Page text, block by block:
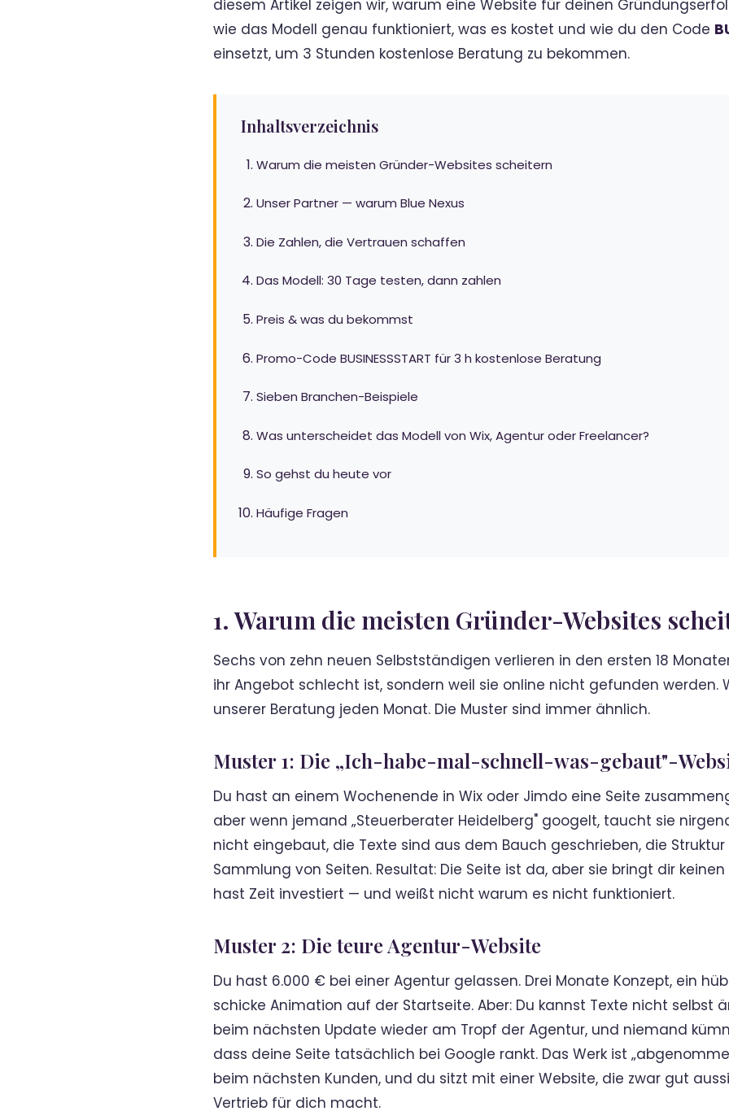
diesem Artikel zeigen wir, warum eine Website für deinen
wie das Modell genau funktioniert, was es kostet und wie du den Code
einsetzt, um 3 Stunden kostenlose Beratung zu bekommen.
Inhaltsverzeichnis
Warum die meisten Gründer-Websites scheitern
Unser Partner — warum Blue Nexus
Die Zahlen, die Vertrauen schaffen
Das Modell: 30 Tage testen, dann zahlen
Preis & was du bekommst
Promo-Code BUSINESSSTART für 3 h kostenlose Beratung
Sieben Branchen-Beispiele
Was unterscheidet das Modell von Wix, Agentur oder Freelancer?
So gehst du heute vor
Häufige Fragen
1. Warum die meisten Gründer-Websites
Sechs von zehn neuen Selbstständigen verlieren in den ersten 18
ihr Angebot schlecht ist, sondern weil sie online nicht gefunden werden.
unserer Beratung jeden Monat. Die Muster sind immer ähnlich.
Muster 1: Die „Ich-habe-mal-schnell-was-gebaut"-
Du hast an einem Wochenende in Wix oder Jimdo eine Seite
aber wenn jemand „Steuerberater Heidelberg" googelt, taucht sie
nicht eingebaut, die Texte sind aus dem Bauch geschrieben, die Struktur
Sammlung von Seiten. Resultat: Die Seite ist da, aber sie bringt dir keinen
hast Zeit investiert — und weißt nicht warum es nicht funktioniert.
Muster 2: Die teure Agentur-Website
Du hast 6.000 € bei einer Agentur gelassen. Drei Monate Konzept, ein
schicke Animation auf der Startseite. Aber: Du kannst Texte nicht selbst
beim nächsten Update wieder am Tropf der Agentur, und niemand
dass deine Seite tatsächlich bei Google rankt. Das Werk ist
beim nächsten Kunden, und du sitzt mit einer Website, die zwar gut
Vertrieb für dich macht.